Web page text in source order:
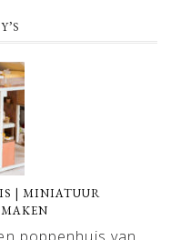
| MINIATUUR